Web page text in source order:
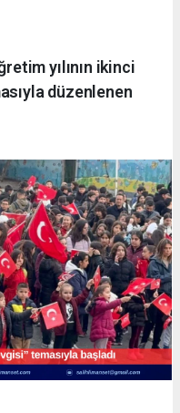
yılının ikinci
düzenlenen